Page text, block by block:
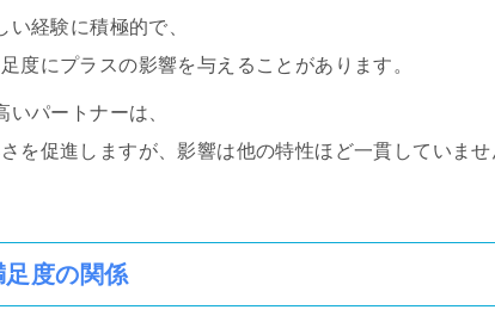
経験に積極的で、
度にプラスの影響を与えることがあります。
いパートナーは、
を促進しますが、影響は他の特性ほど一貫していま
足度の関係